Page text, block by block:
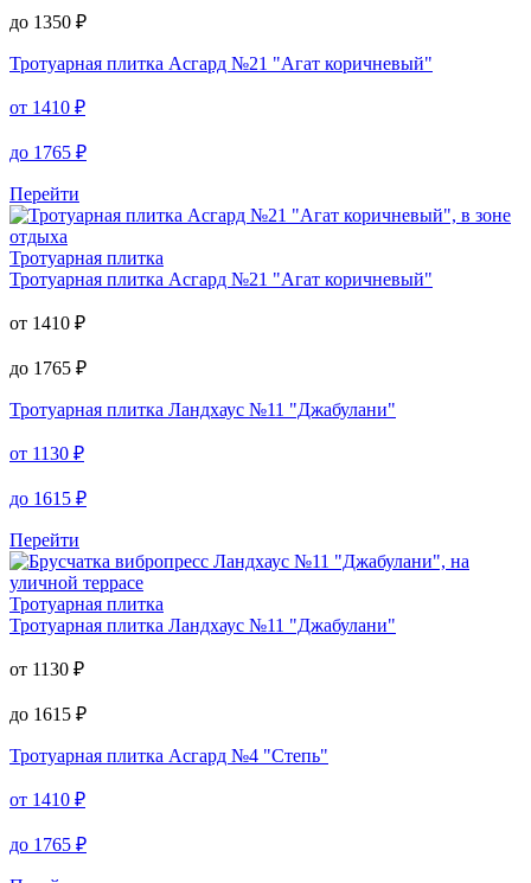
до 1350 ₽
Тротуарная плитка Асгард №21 "Агат коричневый"
от 1410 ₽
до 1765 ₽
Перейти
Тротуарная плитка
Тротуарная плитка Асгард №21 "Агат коричневый"
от 1410 ₽
до 1765 ₽
Тротуарная плитка Ландхаус №11 "Джабулани"
от 1130 ₽
до 1615 ₽
Перейти
Тротуарная плитка
Тротуарная плитка Ландхаус №11 "Джабулани"
от 1130 ₽
до 1615 ₽
Тротуарная плитка Асгард №4 "Степь"
от 1410 ₽
до 1765 ₽